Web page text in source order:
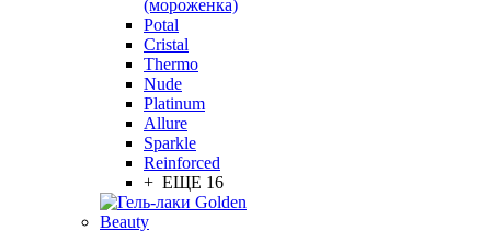
(мороженка)
Potal
Cristal
Thermo
Nude
Platinum
Allure
Sparkle
Reinforced
+ ЕЩЕ 16